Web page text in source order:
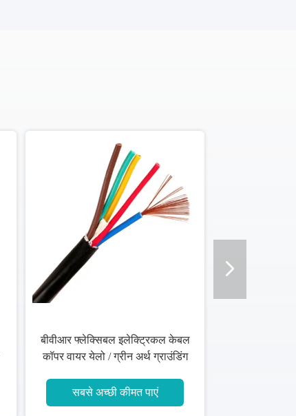
बीवीआर फ्लेक्सिबल इलेक्ट्रिकल केबल
कॉपर वायर येलो / ग्रीन अर्थ ग्राउंडिंग
सबसे अच्छी कीमत पाएं